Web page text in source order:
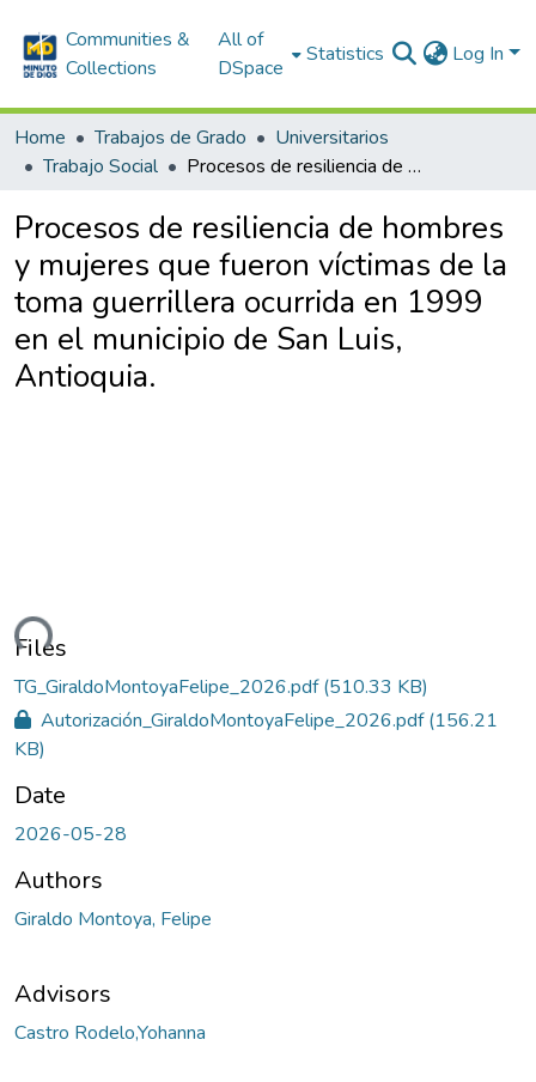
Communities &
Collections
All of
DSpace
Statistics Log In
Home Trabajos de Grado
Universitarios
Trabajo Social
Procesos de resiliencia de hombres y mujeres que fueron víctimas de la toma guerrillera ocurrida en 1999 en el municipio de San Luis, Antioquia.
Procesos de resiliencia de hombres
y mujeres que fueron víctimas de la
toma guerrillera ocurrida en 1999
en el municipio de San Luis,
Antioquia.
Files
TG_GiraldoMontoyaFelipe_2026.pdf(510.33 KB)
Autorización_GiraldoMontoyaFelipe_2026.pdf(156.21
KB)
Date
2026-05-28
Authors
Giraldo Montoya, Felipe
Advisors
Castro Rodelo,Yohanna